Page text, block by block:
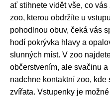
ať stihnete vidět vše, co
zoo, kterou obdržíte u
pohodlnou obuv, čeká vás
hodí pokrývka hlavy a
slunných míst. V zoo
občerstvením, ale svačinu
nadchne kontaktní zoo,
zvířata. Vstupenky je